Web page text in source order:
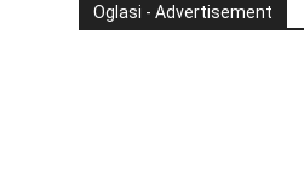
Oglasi - Advertisement